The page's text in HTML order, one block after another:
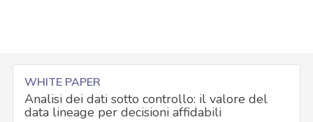
WHITE PAPER
Analisi dei dati sotto controllo: il valore del
data lineage per decisioni affidabili